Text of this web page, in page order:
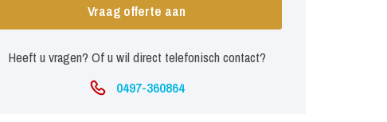
Vraag offerte aan
Heeft u vragen? Of u wil direct telefonisch contact?
0497-360864